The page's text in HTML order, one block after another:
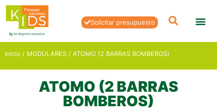
Solicitar presupuesto
Inicio / MODULARES / ATOMO (2 BARRAS BOMBEROS)
ATOMO (2 BARRAS
BOMBEROS)